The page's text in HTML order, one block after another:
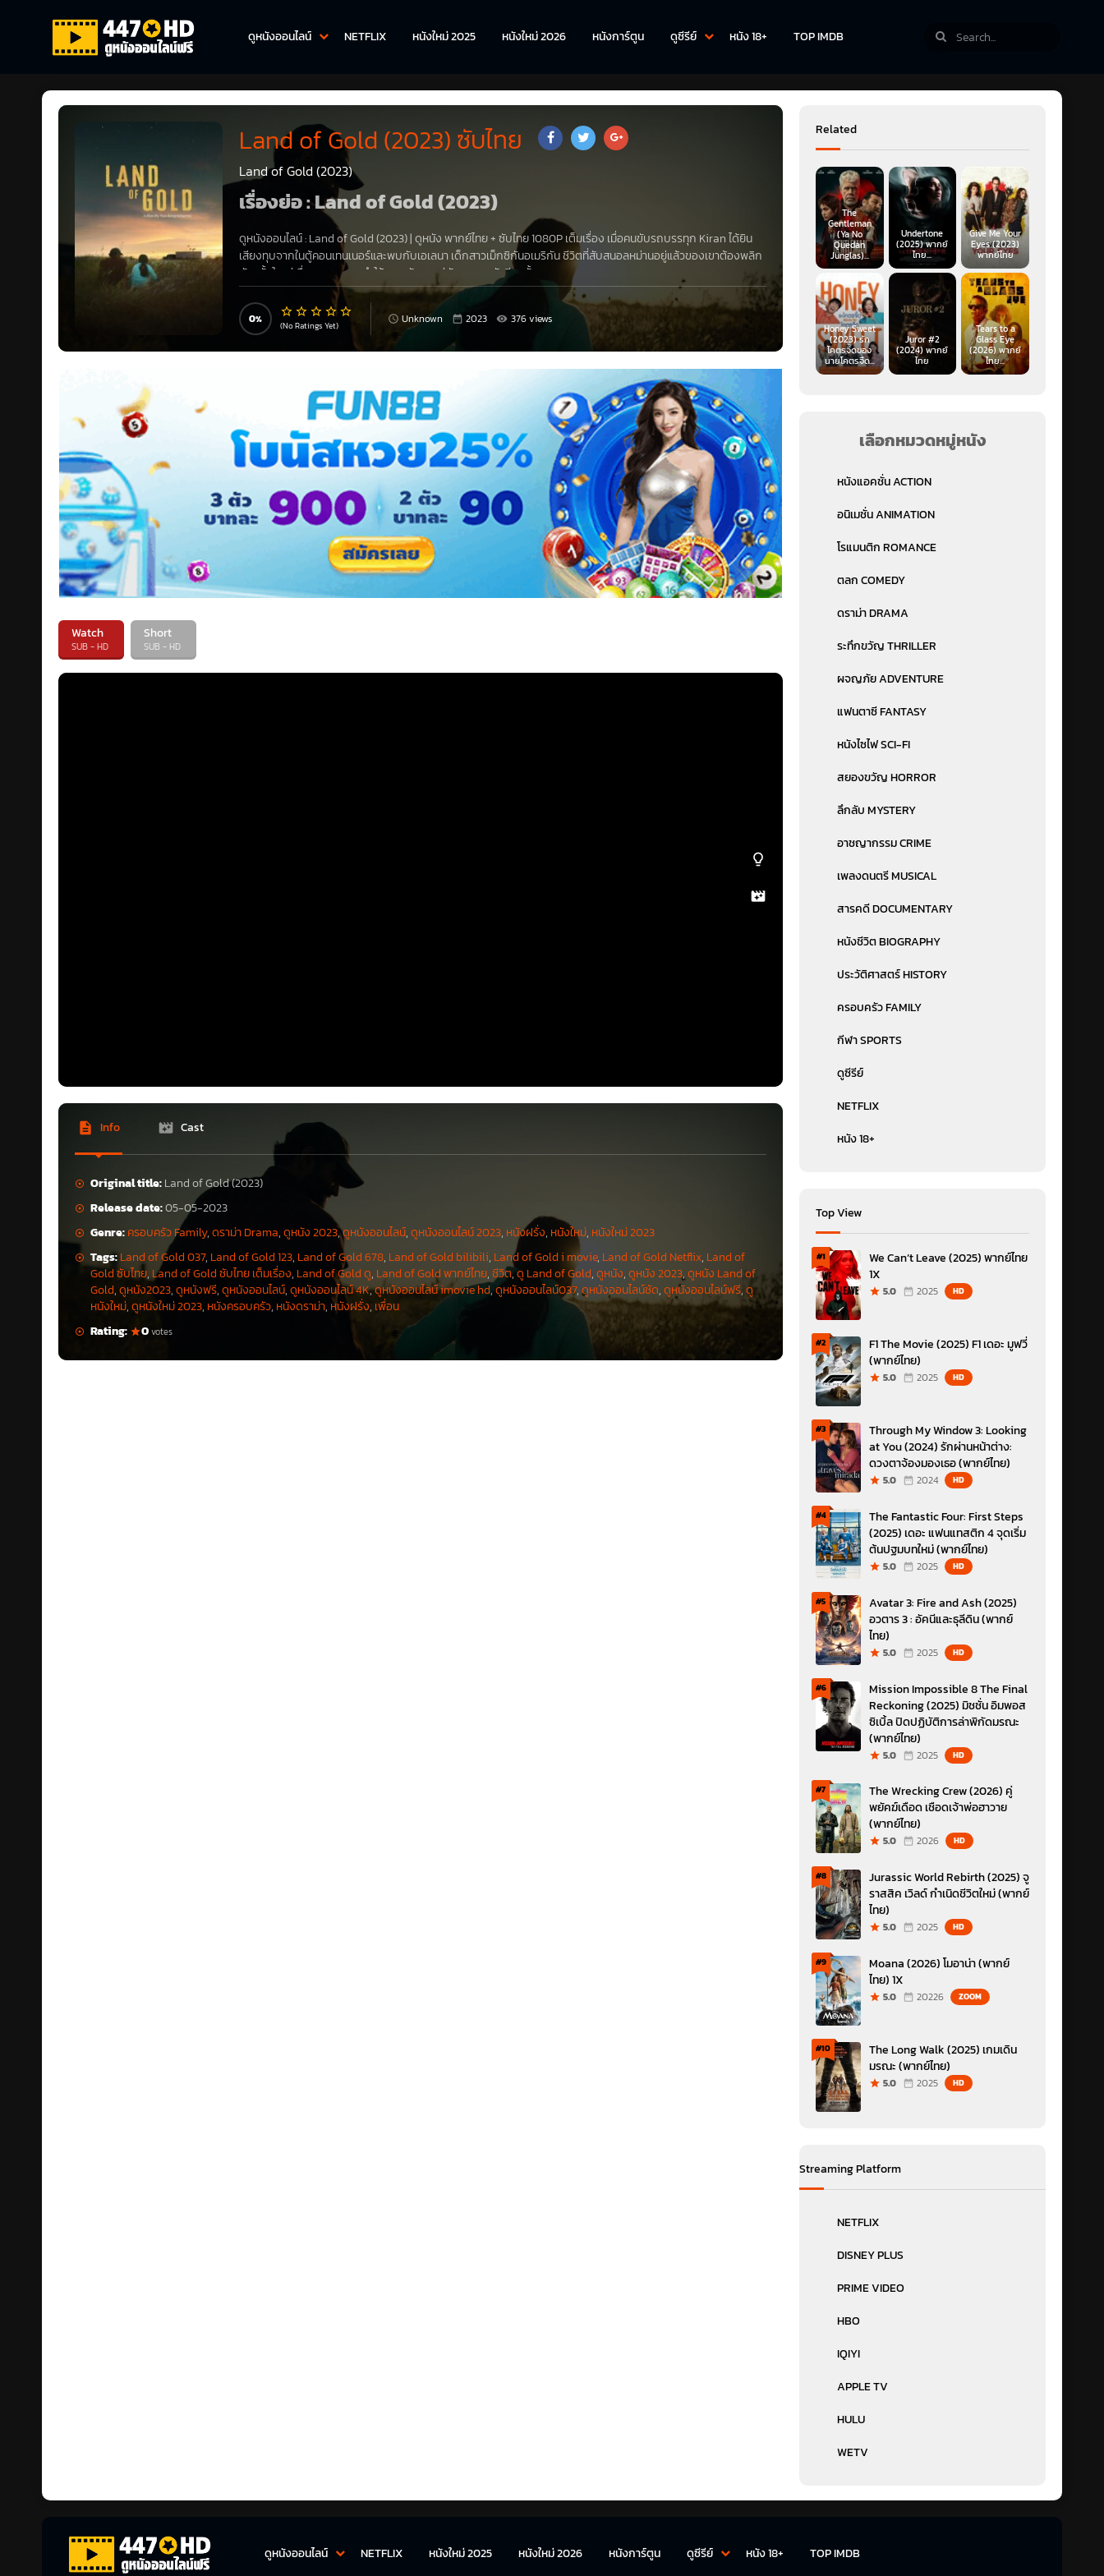
ดูหนังออนไลน์ NETFLIX หนังใหม่ 2025 หนังใหม่ 2026 หนังการ์ตูน ดูซีรีย์ หนัง 18+ TOP IMDB
Land of Gold (2023) ซับไทย
Land of Gold (2023)
เรื่องย่อ : Land of Gold (2023)
ดูหนังออนไลน์ :Land of Gold (2023)|ดูหนังพากย์ไทย + ซับไทย 1080P เต็มเรื่อง เมื่อคนขับรถบรรทุก Kiran ได้ยิน
เสียงทุบจากในตู้คอนเทนเนอร์และพบกับเอเลนา เด็กสาวเม็กซิกันอเมริกัน ชีวิตที่สับสนอลหม่านอยู่แล้วของเขาต้องพลิก
ผันครั้งใหญ่เมื่อเขาพยายามทำให้เธอกลับมาอยู่กับครอบครัวอีกครั้ง
0 (No Ratings Yet) Unknown 2023 376 views
Watch
SUB - HD
Short
SUB - HD
Info Cast
Original title:Land of Gold (2023)
Release date:05-05-2023
Genre:ครอบครัว Family,ดราม่า Drama,ดูหนัง 2023,ดูหนังออนไลน์,ดูหนังออนไลน์ 2023, หนังฝรั่ง, หนังใหม่, หนังใหม่ 2023
Tags:Land of Gold 037, Land of Gold 123, Land of Gold 678, Land of Gold bilibili, Land of Gold i movie, Land of Gold Netflix, Land of
Gold ซับไทย, Land of Gold ซับไทย เต็มเรื่อง, Land of Gold ดู, Land of Gold พากย์ไทย,ชีวิต,ดู Land of Gold,ดูหนัง,ดูหนัง 2023,ดูหนัง Land of
Gold,ดูหนัง2023,ดูหนังฟรี,ดูหนังออนไลน์,ดูหนังออนไลน์ 4K,ดูหนังออนไลน์ imovie hd,ดูหนังออนไลน์037,ดูหนังออนไลน์ชัด,ดูหนังออนไลน์ฟรี,ดู
หนังใหม่,ดูหนังใหม่ 2023, หนังครอบครัว, หนังดราม่า, หนังฝรั่ง, เพื่อน
Rating:
0votes
Related
The
Gentleman
(Ya No
Quedan
Junglas)...
Undertone
(2025) พากย์
ไทย...
Give Me Your
Eyes (2023)
พากย์ไทย
Honey Sweet
(2023) รัก
โคตรจี๊ดของ
นายโคตรจืด...
Juror #2
(2024) พากย์
ไทย
Tears to a
Glass Eye
(2026) พากย์
ไทย...
เลือกหมวดหมู่หนัง
หนังแอคชั่น ACTION
อนิเมชั่น ANIMATION
โรแมนติก ROMANCE
ตลก COMEDY
ดราม่า DRAMA
ระทึกขวัญ THRILLER
ผจญภัย ADVENTURE
แฟนตาซี FANTASY
หนังไซไฟ SCI-FI
สยองขวัญ HORROR
ลึกลับ MYSTERY
อาชญากรรม CRIME
เพลงดนตรี MUSICAL
สารคดี DOCUMENTARY
หนังชีวิต BIOGRAPHY
ประวัติศาสตร์ HISTORY
ครอบครัว FAMILY
กีฬา SPORTS
ดูซีรีย์
NETFLIX
หนัง 18+
Top View
#1
We Can’t Leave (2025) พากย์ไทย
1X
5.0 2025 HD
#2
F1 The Movie (2025) F1 เดอะ มูฟวี่
(พากย์ไทย)
5.0 2025 HD
#3
Through My Window 3: Looking
at You (2024) รักผ่านหน้าต่าง:
ดวงตาจ้องมองเธอ (พากย์ไทย)
5.0 2024 HD
#4
The Fantastic Four: First Steps
(2025) เดอะ แฟนแทสติก 4 จุดเริ่ม
ต้นปฐมบทใหม่ (พากย์ไทย)
5.0 2025 HD
#5
Avatar 3: Fire and Ash (2025)
อวตาร 3 : อัคนีและธุลีดิน (พากย์
ไทย)
5.0 2025 HD
#6
Mission Impossible 8 The Final
Reckoning (2025) มิชชั่น อิมพอส
ซิเบิ้ล ปิดปฏิบัติการล่าพิกัดมรณะ
(พากย์ไทย)
5.0 2025 HD
#7
The Wrecking Crew (2026) คู่
พยัคฆ์เดือด เชือดเจ้าพ่อฮาวาย
(พากย์ไทย)
5.0 2026 HD
#8
Jurassic World Rebirth (2025) จู
ราสสิค เวิลด์ กำเนิดชีวิตใหม่ (พากย์
ไทย)
5.0 2025 HD
#9
Moana (2026) โมอาน่า (พากย์
ไทย) 1X
5.0 20226 ZOOM
#10
The Long Walk (2025) เกมเดิน
มรณะ (พากย์ไทย)
5.0 2025 HD
Streaming Platform
NETFLIX
DISNEY PLUS
PRIME VIDEO
HBO
IQIYI
APPLE TV
HULU
WETV
ดูหนังออนไลน์ NETFLIX หนังใหม่ 2025 หนังใหม่ 2026 หนังการ์ตูน ดูซีรีย์ หนัง 18+ TOP IMDB